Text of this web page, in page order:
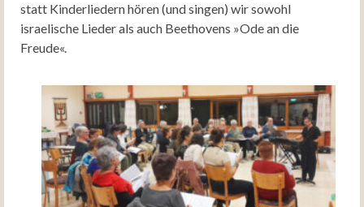
statt Kinderliedern hören (und singen) wir sowohl
israelische Lieder als auch Beethovens »Ode an die
Freude«.